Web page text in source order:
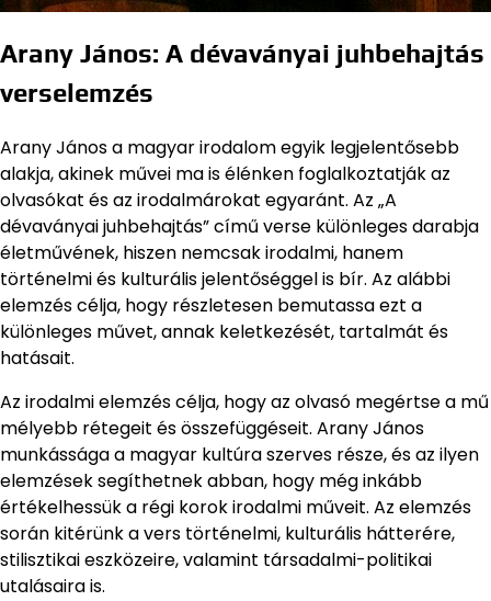
Arany János: A dévaványai juhbehajtás
verselemzés
Arany János a magyar irodalom egyik legjelentősebb
alakja, akinek művei ma is élénken foglalkoztatják az
olvasókat és az irodalmárokat egyaránt. Az „A
dévaványai juhbehajtás” című verse különleges darabja
életművének, hiszen nemcsak irodalmi, hanem
történelmi és kulturális jelentőséggel is bír. Az alábbi
elemzés célja, hogy részletesen bemutassa ezt a
különleges művet, annak keletkezését, tartalmát és
hatásait.
Az irodalmi elemzés célja, hogy az olvasó megértse a mű
mélyebb rétegeit és összefüggéseit. Arany János
munkássága a magyar kultúra szerves része, és az ilyen
elemzések segíthetnek abban, hogy még inkább
értékelhessük a régi korok irodalmi műveit. Az elemzés
során kitérünk a vers történelmi, kulturális hátterére,
stilisztikai eszközeire, valamint társadalmi-politikai
utalásaira is.